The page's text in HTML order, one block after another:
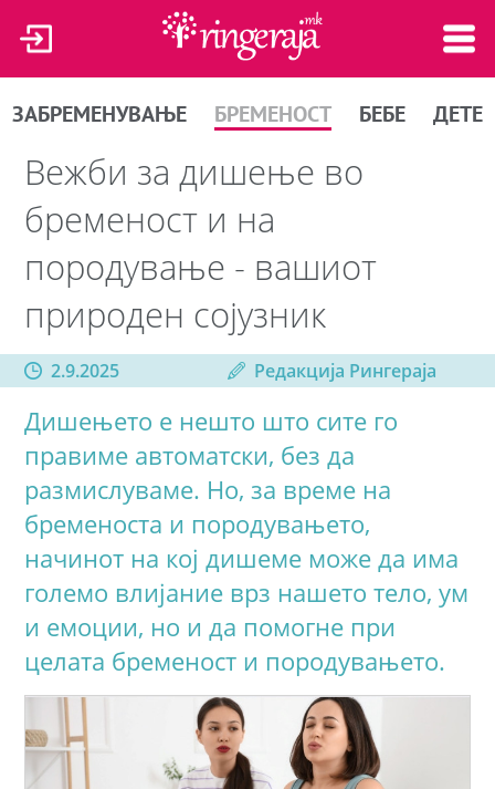
ЗАБРЕМЕНУВАЊЕ БРЕМЕНОСТ БЕБЕ ДЕТЕ
Вежби за дишење во
бременост и на
породување - вашиот
природен сојузник
2.9.2025 Редакција Рингераја
Дишењето е нешто што сите го
правиме автоматски, без да
размислуваме. Но, за време на
бременоста и породувањето,
начинот на кој дишеме може да има
големо влијание врз нашето тело, ум
и емоции, но и да помогне при
целата бременост и породувањето.